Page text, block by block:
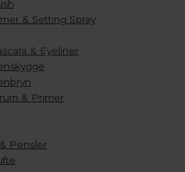
& Setting Spray
& Eyeliner
& Primer
Pensler